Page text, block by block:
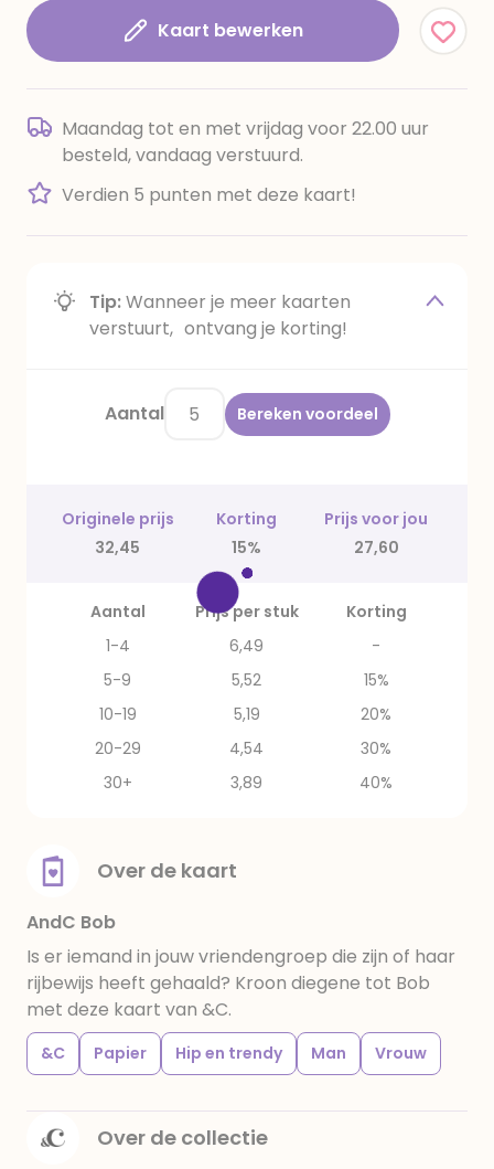
Kaart bewerken
Maandag tot en met vrijdag voor 22.00 uur
besteld, vandaag verstuurd.
Verdien 5 punten met deze kaart!
Tip:Wanneer je meer kaarten
verstuurt, ontvang je korting!
Aantal Bereken voordeel
Originele prijs Korting
Prijs voor jou
32,45
15% 27,60
Aantal Prijs per stuk
Korting
1-4
6,49
-
5-9
5,52
15%
10-19
5,19
20%
20-29
4,54
30%
30+
3,89 40%
Over de kaart
AndC Bob
Is er iemand in jouw vriendengroep die zijn of haar
rijbewijs heeft gehaald? Kroon diegene tot Bob
met deze kaart van &C.
&C Papier Hip en trendy Man Vrouw
Over de collectie